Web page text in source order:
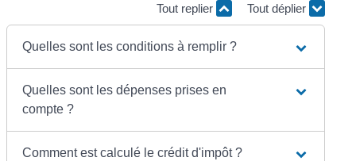
Tout replier Tout déplier
Quelles sont les conditions à remplir ?
Quelles sont les dépenses prises en
compte ?
Comment est calculé le crédit d'impôt ?